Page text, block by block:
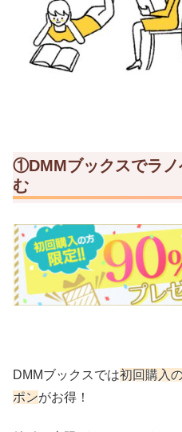
①DMMブックスでラノ
む
DMMブックスでは初回購入
ポンがお得！